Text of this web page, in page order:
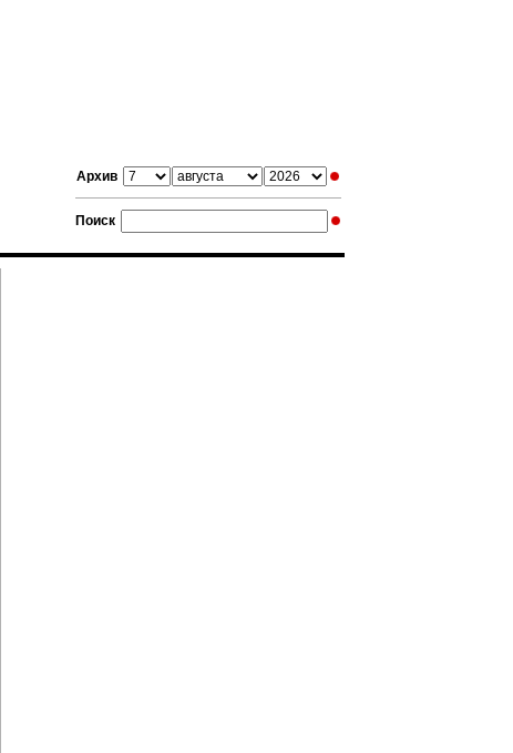
Архив
Поиск